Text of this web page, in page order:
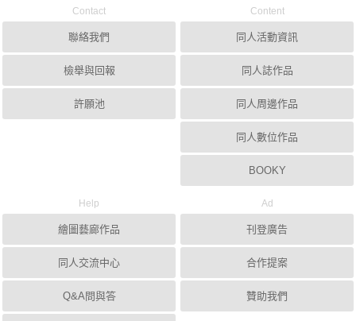
Contact
聯絡我們
檢舉與回報
許願池
Content
同人活動資訊
同人誌作品
同人周邊作品
同人數位作品
BOOKY
Help
繪圖藝廊作品
同人交流中心
Q&A問與答
Ad
刊登廣告
合作提案
贊助我們